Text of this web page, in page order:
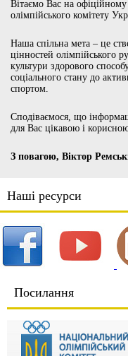
Вітаємо Вас на офіційному
олімпійського комітету
Наша спільна мета – це
цінностей олімпійського
культури здорового
соціального стану до
спортом.
Сподіваємося, що
для Вас цікавою і
З повагою, Віктор
Наші ресурси
Посилання